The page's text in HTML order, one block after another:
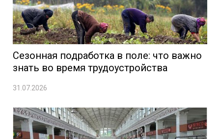
Сезонная подработка в поле: что важно
знать во время трудоустройства
31.07.2026